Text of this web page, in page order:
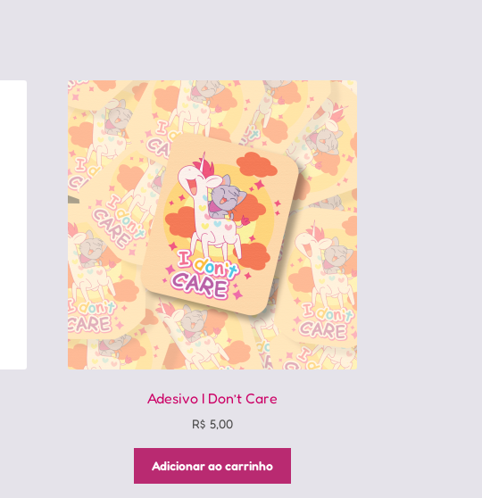
Adesivo I Don’t Care
R$ 5,00
Adicionar ao carrinho